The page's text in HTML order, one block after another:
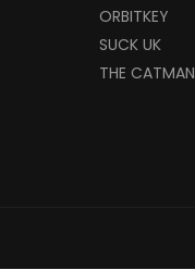
ORBITKEY
SUCK UK
THE CATMAN